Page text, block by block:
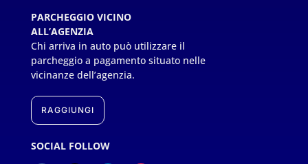
PARCHEGGIO VICINO
ALL’AGENZIA
Chi arriva in auto può utilizzare il
parcheggio a pagamento situato nelle
vicinanze dell’agenzia.
RAGGIUNGI
SOCIAL FOLLOW